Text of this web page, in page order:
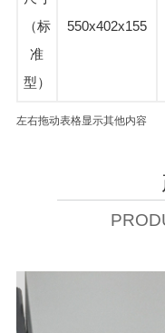
（标
准
型）
550x402x155
左右拖动表格显示其他内容